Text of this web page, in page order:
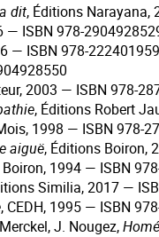
dit, Éditions
— ISBN 978-
— ISBN 978-
2003 — ISBN 978-
, Éditions Robert
1998 — ISBN 978-
aiguë, Éditions Boiron,
Boiron, 1994 — ISBN
Similia, 2017 —
, CEDH, 1995 — ISBN
J. Nougez,